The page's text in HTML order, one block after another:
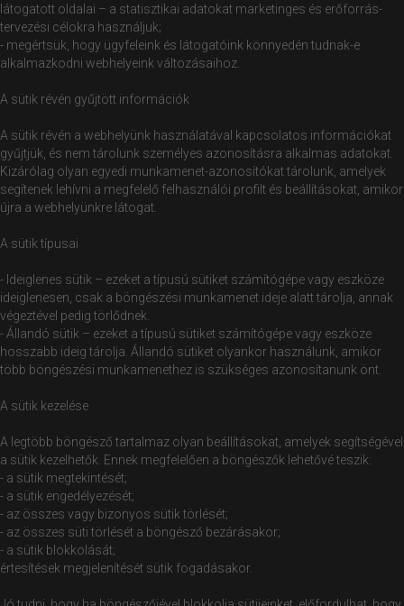
látogatott oldalai – a statisztikai adatokat marketinges és erőforrás-
tervezési célokra használjuk;
- megértsük, hogy ügyfeleink és látogatóink könnyedén tudnak-e
alkalmazkodni webhelyeink változásaihoz.
A sütik révén gyűjtött információk
A sütik révén a webhelyünk használatával kapcsolatos információkat
gyűjtjük, és nem tárolunk személyes azonosításra alkalmas adatokat.
Kizárólag olyan egyedi munkamenet-azonosítókat tárolunk, amelyek
segítenek lehívni a megfelelő felhasználói profilt és beállításokat, amikor
újra a webhelyünkre látogat.
A sütik típusai
- Ideiglenes sütik – ezeket a típusú sütiket számítógépe vagy eszköze
ideiglenesen, csak a böngészési munkamenet ideje alatt tárolja, annak
végeztével pedig törlődnek.
- Állandó sütik – ezeket a típusú sütiket számítógépe vagy eszköze
hosszabb ideig tárolja. Állandó sütiket olyankor használunk, amikor
több böngészési munkamenethez is szükséges azonosítanunk önt.
A sütik kezelése
A legtöbb böngésző tartalmaz olyan beállításokat, amelyek segítségével
a sütik kezelhetők. Ennek megfelelően a böngészők lehetővé teszik:
- a sütik megtekintését;
- a sütik engedélyezését;
- az összes vagy bizonyos sütik törlését;
- az összes süti törlését a böngésző bezárásakor;
- a sütik blokkolását;
értesítések megjelenítését sütik fogadásakor.